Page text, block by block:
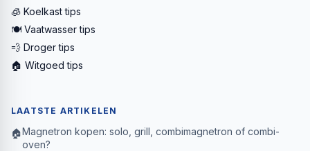
🧊 Koelkast tips
🍽️ Vaatwasser tips
💨 Droger tips
🏠 Witgoed tips
LAATSTE ARTIKELEN
🏠Magnetron kopen: solo, grill, combimagnetron of combi-
oven?